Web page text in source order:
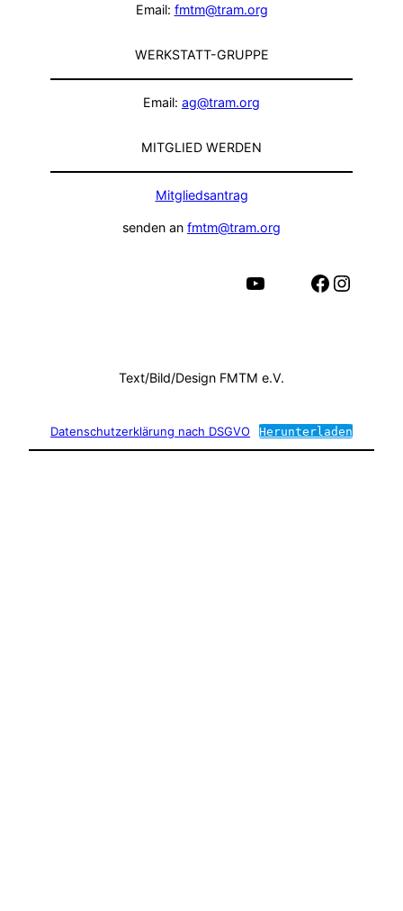
Email: fmtm@tram.org
WERKSTATT-GRUPPE
Email: ag@tram.org
MITGLIED WERDEN
Mitgliedsantrag
senden an fmtm@tram.org
Facebook Instagram
YouTube
Text/Bild/Design FMTM e.V.
Datenschutzerklärung nach DSGVO Herunterladen